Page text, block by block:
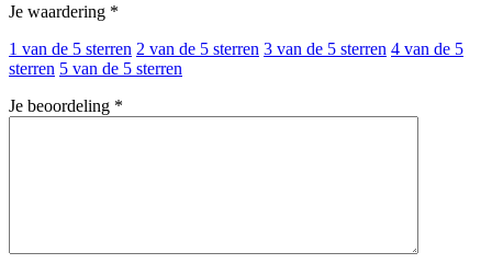
Je waardering *
1 van de 5 sterren 2 van de 5 sterren 3 van de 5 sterren 4 van de 5
sterren 5 van de 5 sterren
Je beoordeling *